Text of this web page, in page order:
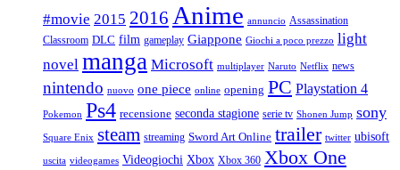
#movie 2015 2016 Anime annuncio Assassination
Classroom DLC film gameplay Giappone Giochi a poco prezzo light
novel manga Microsoft multiplayer Naruto Netflix news
nintendo nuovo one piece online opening PC Playstation 4
Pokemon Ps4 recensione seconda stagione serie tv Shonen Jump sony
Square Enix steam streaming Sword Art Online trailer twitter ubisoft
uscita videogames Videogiochi Xbox Xbox 360 Xbox One